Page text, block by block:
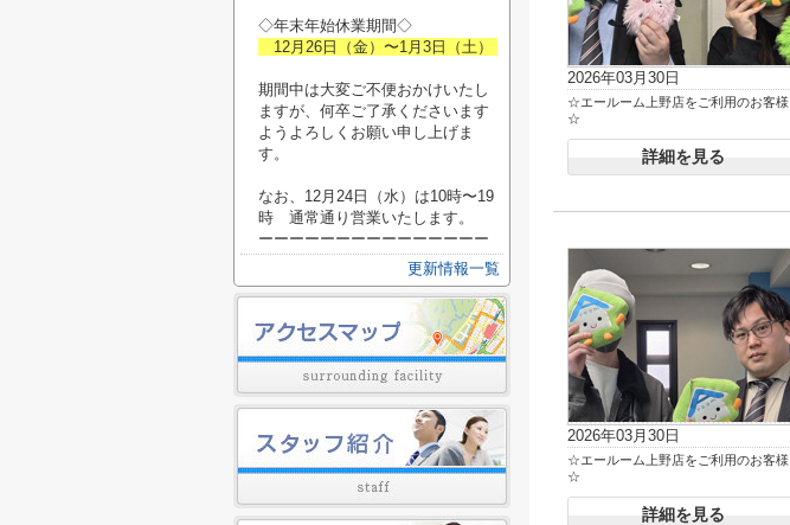
2026年03月30日
☆エールーム上野店をご利用のお客様
☆
詳細を見る
2026年03月30日
☆エールーム上野店をご利用のお客様
☆
詳細を見る
◇年末年始休業期間◇
12月26日（金）〜1月3日（土）
期間中は大変ご不便おかけいたし
ますが、何卒ご了承くださいます
ようよろしくお願い申し上げま
す。
なお、12月24日（水）は10時〜19
時 通常通り営業いたします。
ーーーーーーーーーーーーーーー
更新情報一覧